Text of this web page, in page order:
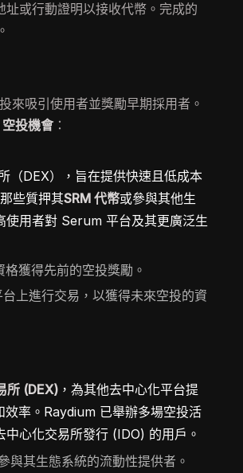
或行動證明以接收代幣。完成的
來吸引使用者並獎勵早期採用者。
投機會：
（DEX），旨在提供快速且低成本
些質押其SRM 代幣或參與其他生
使用者對 Serum 平台及其更廣泛生
獲得先前的空投獎勵。
上進行交易，以獲得未來空投的資
所 (DEX) ，為其他去中心化平台提
率。Raydium 已舉辦多場空投活
心化交易所發行 (IDO) 的用戶。
與其生態系統的流動性提供者。